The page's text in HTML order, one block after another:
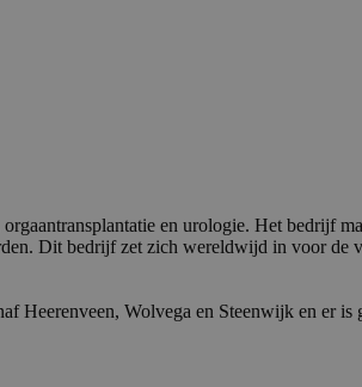
en urologie. Het bedrijf
Dit bedrijf zet zich wereldwijd in voor de
Heerenveen, Wolvega en Steenwijk en er is